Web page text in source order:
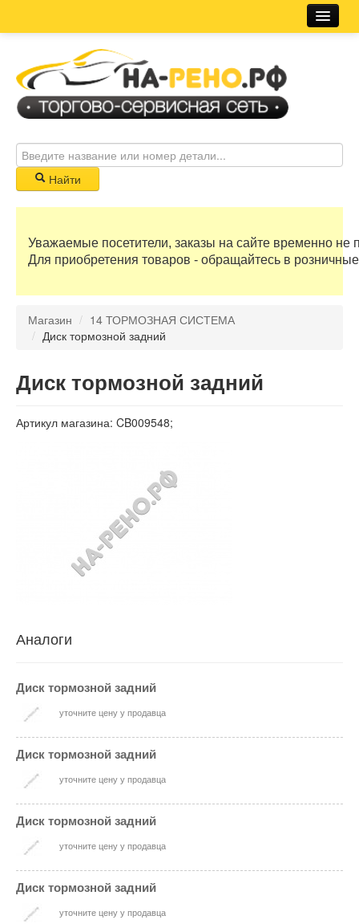
Магазин
Новости
Автосервис
Корзина
0 руб
Регистрация
Вход
Найти
Уважаемые посетители, заказы на сайте временно не
Для приобретения товаров - обращайтесь в
Магазин / 14 ТОРМОЗНАЯ СИСТЕМА
/ Диск тормозной задний
Диск тормозной задний
Артикул магазина: CB009548;
Аналоги
Диск тормозной задний
уточните цену у продавца
Диск тормозной задний
уточните цену у продавца
Диск тормозной задний
уточните цену у продавца
Диск тормозной задний
уточните цену у продавца